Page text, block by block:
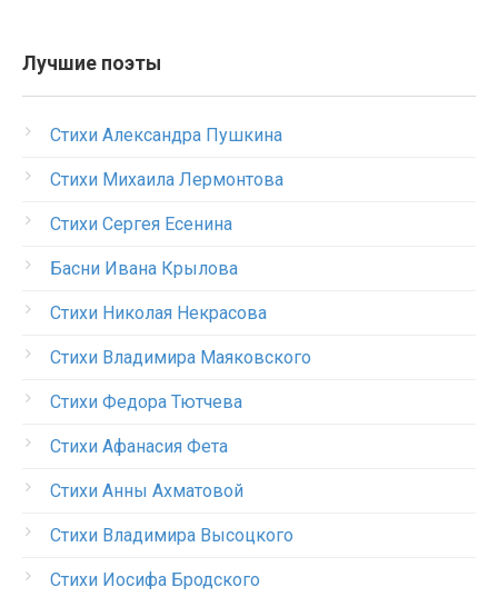
Лучшие поэты
Стихи Александра Пушкина
Стихи Михаила Лермонтова
Стихи Сергея Есенина
Басни Ивана Крылова
Стихи Николая Некрасова
Стихи Владимира Маяковского
Стихи Федора Тютчева
Стихи Афанасия Фета
Стихи Анны Ахматовой
Стихи Владимира Высоцкого
Стихи Иосифа Бродского